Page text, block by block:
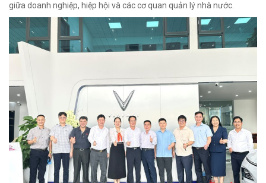
giữa doanh nghiệp, hiệp hội và các cơ quan quản lý nhà nước.